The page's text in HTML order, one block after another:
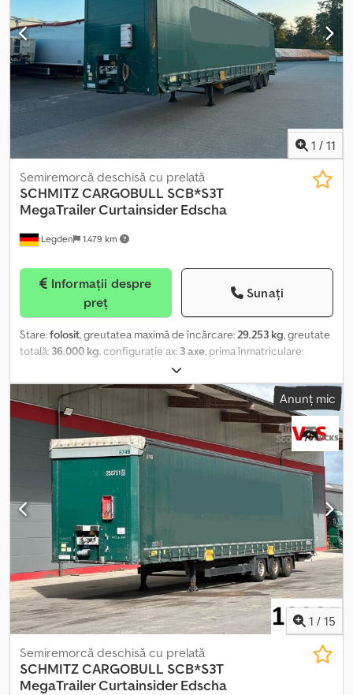
identificare al vehiculului: 12288 Ne asumăm dreptul de a corecta
erorile și de a vinde vehiculul înainte de finalizarea comenzii.
1 / 11
Legden 1.479 km
Semiremorcă deschisă cu prelată
SCHMITZ CARGOBULL SCB*S3T
MegaTrailer Curtainsider Edscha
preț
Sunați
Stare:folosit, greutatea maximă de încărcare:29.253 kg, greutate
totală: 36.000 kg, configurație ax: 3 axe, prima înmatriculare:
, lungimea spațiului de încărcare:
spațiului de încărcare:2.480 mm, înălțime spațiu de încărcare:
3.000 mm
, * Prelată culisantă Edscha * Prelată de
protecție culisantă, cu sistem antiefractie pe ambele părți * Pană
de siguranță * Cutie de depozitare * CodeXL * Sistem EBS-E
Wabco pentru remorcă * Suspensie pneumatică * Axa Schmitz
cu frână cu disc Cjdpfxjzq Nyrs Angerf ----Număr intern al
vehiculului: 12287 Ne rezervăm dreptul de a corecta eventualele
erori și de a vinde vehiculul înainte.
Anunț mic
1 / 15
Semiremorcă deschisă cu prelată
SCHMITZ CARGOBULL SCB*S3T
MegaTrailer Curtainsider Edscha